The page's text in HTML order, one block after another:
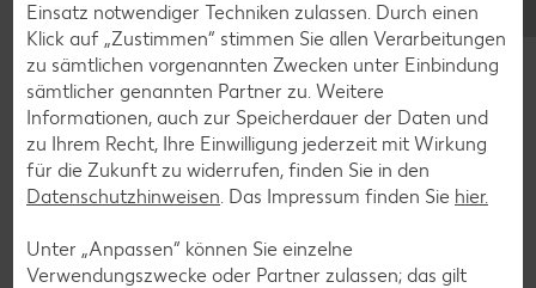
Einsatz notwendiger Techniken zulassen. Durch einen
Klick auf „Zustimmen“ stimmen Sie allen Verarbeitungen
zu sämtlichen vorgenannten Zwecken unter Einbindung
sämtlicher genannten Partner zu. Weitere
Informationen, auch zur Speicherdauer der Daten und
zu Ihrem Recht, Ihre Einwilligung jederzeit mit Wirkung
für die Zukunft zu widerrufen, finden Sie in den
Datenschutzhinweisen. Das Impressum finden Sie hier.
Unter „Anpassen“ können Sie einzelne
Verwendungszwecke oder Partner zulassen; das gilt